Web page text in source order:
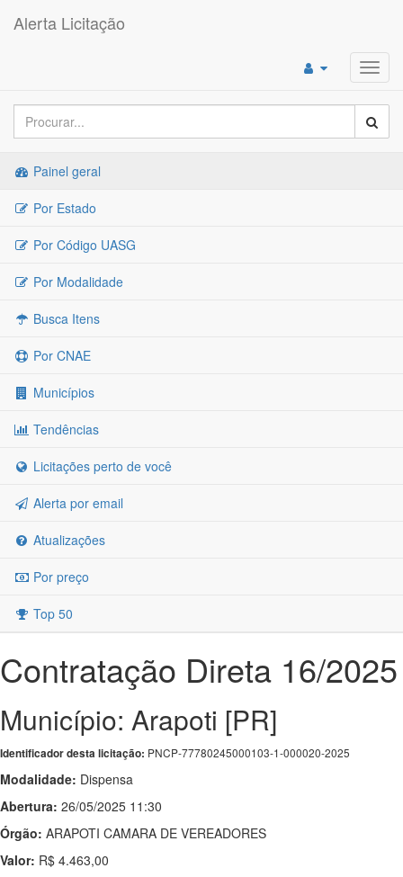
Alerta Licitação
Painel geral
Por Estado
Por Código UASG
Por Modalidade
Busca Itens
Por CNAE
Municípios
Tendências
Licitações perto de você
Alerta por email
Atualizações
Por preço
Top 50
Contratação Direta 16/2025
Município: Arapoti [PR]
Identificador desta licitação: PNCP-77780245000103-1-000020-2025
Modalidade: Dispensa
Abertura: 26/05/2025 11:30
Órgão: ARAPOTI CAMARA DE VEREADORES
Valor: R$ 4.463,00